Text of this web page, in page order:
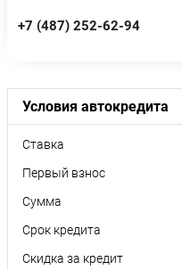
+7 (487) 252-62-94
Условия автокредита
Ставка
Первый взнос
Сумма
Срок кредита
Скидка за кредит